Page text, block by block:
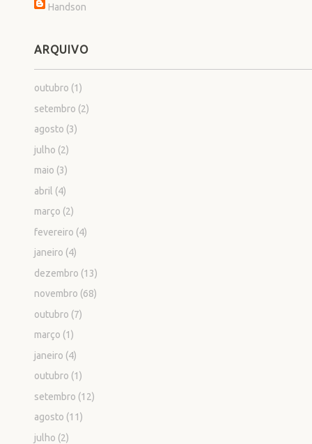
Handson
ARQUIVO
outubro (1)
setembro (2)
agosto (3)
julho (2)
maio (3)
abril (4)
março (2)
fevereiro (4)
janeiro (4)
dezembro (13)
novembro (68)
outubro (7)
março (1)
janeiro (4)
outubro (1)
setembro (12)
agosto (11)
julho (2)